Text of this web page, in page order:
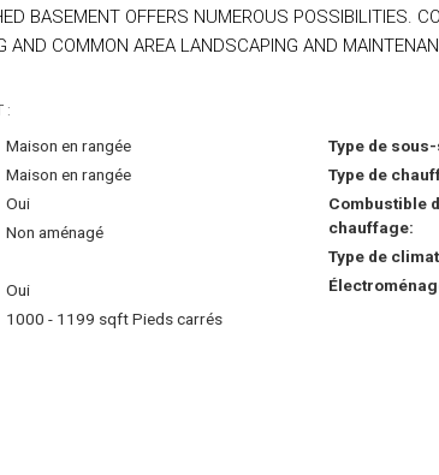
BASEMENT OFFERS NUMEROUS POSSIBILITIES.
AND COMMON AREA LANDSCAPING AND
:
Maison en rangée
Maison en rangée
Oui
Non aménagé
Oui
1000 - 1199 sqft Pieds carrés
Type de
Type de
Combustible
chauffage:
Type de